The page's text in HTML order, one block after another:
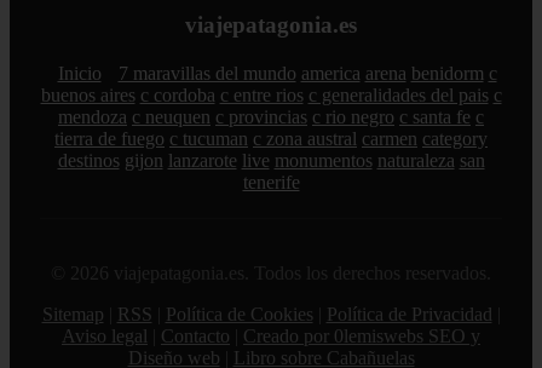
viajepatagonia.es
Inicio 7 maravillas del mundo america arena benidorm c
buenos aires c cordoba c entre rios c generalidades del pais c
mendoza c neuquen c provincias c rio negro c santa fe c
tierra de fuego c tucuman c zona austral carmen category
destinos gijon lanzarote live monumentos naturaleza san
tenerife
© 2026 viajepatagonia.es. Todos los derechos reservados.
Sitemap
RSS Política de Cookies Política de Privacidad
Aviso legal
Contacto
Creado por 0lemiswebs SEO y
Diseño web
Libro sobre Cabañuelas